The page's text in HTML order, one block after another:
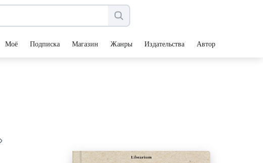
Моё Подписка Магазин Жанры Издательства Авторы